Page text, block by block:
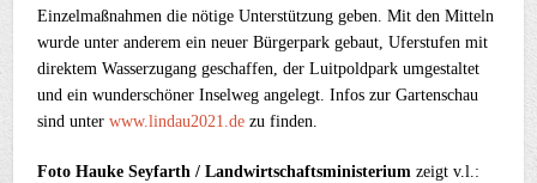
Einzelmaßnahmen die nötige Unterstützung geben. Mit den Mitteln
wurde unter anderem ein neuer Bürgerpark gebaut, Uferstufen mit
direktem Wasserzugang geschaffen, der Luitpoldpark umgestaltet
und ein wunderschöner Inselweg angelegt. Infos zur Gartenschau
sind unterwww.lindau2021.de zu finden.
Foto Hauke Seyfarth / Landwirtschaftsministerium zeigt v.l.: